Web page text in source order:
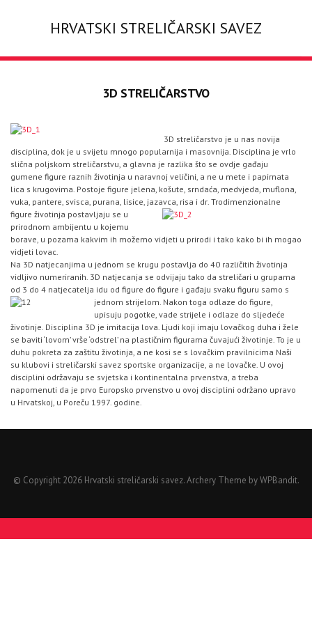
HRVATSKI STRELIČARSKI SAVEZ
3D STRELIČARSTVO
3D streličarstvo je u nas novija
disciplina, dok je u svijetu mnogo popularnija i masovnija. Disciplina je vrlo
slična poljskom streličarstvu, a glavna je razlika što se ovdje gađaju
gumene figure raznih životinja u naravnoj veličini, a ne u mete i papirnata
lica s krugovima. Postoje figure jelena, košute, srndaća, medvjeda, muflona,
vuka, pantere, svisca, purana, lisice, jazavca, risa i dr. Trodimenzionalne
figure životinja postavljaju se u
prirodnom ambijentu u kojemu
borave, u pozama kakvim ih možemo vidjeti u prirodi i tako kako bi ih mogao
vidjeti lovac.
Na 3D natjecanjima u jednom se krugu postavlja do 40 različitih životinja
vidljivo numeriranih. 3D natjecanja se odvijaju tako da streličari u grupama
od 3 do 4 natjecatelja idu od figure do figure i gađaju svaku figuru samo s
jednom strijelom. Nakon toga odlaze do figure,
upisuju pogotke, vade strijele i odlaze do sljedeće
životinje. Disciplina 3D je imitacija lova. Ljudi koji imaju lovačkog duha i žele
se baviti ‘lovom’ vrše ‘odstrel’ na plastičnim figurama čuvajući životinje. To je u
duhu pokreta za zaštitu životinja, a ne kosi se s lovačkim pravilnicima Naši
su klubovi i streličarski savez sportske organizacije, a ne lovačke. U ovoj
disciplini održavaju se svjetska i kontinentalna prvenstva, a treba
napomenuti da je prvo Europsko prvenstvo u ovoj disciplini održano upravo
u Hrvatskoj, u Poreču 1997. godine.
© Copyright 2026 Hrvatski streličarski savez.Archery Theme byWPBandit.